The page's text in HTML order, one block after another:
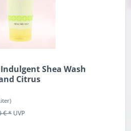
Shea Wash
Citrus
€ *UVP